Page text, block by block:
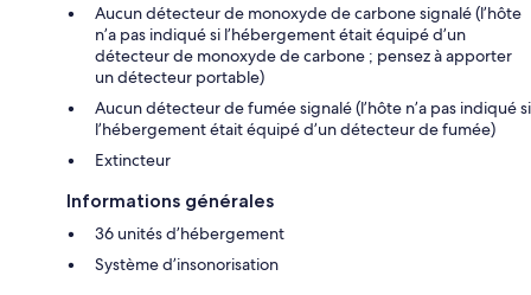
Aucun détecteur de monoxyde de carbone signalé (l’hôte
n’a pas indiqué si l’hébergement était équipé d’un
détecteur de monoxyde de carbone ; pensez à apporter
un détecteur portable)
Aucun détecteur de fumée signalé (l’hôte n’a pas indiqué si
l’hébergement était équipé d’un détecteur de fumée)
Extincteur
Informations générales
36 unités d’hébergement
Système d’insonorisation